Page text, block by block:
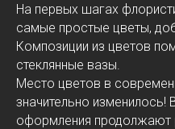
На первых шагах
самые простые цветы,
Композиции из цветов
стеклянные вазы.
Место цветов в
значительно
оформления продолжают